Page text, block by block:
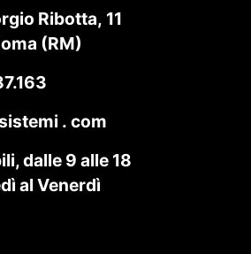
Ribotta, 11
(RM)
. com
dalle 9 alle 18
al Venerdì